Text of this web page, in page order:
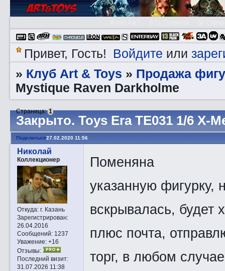
Привет, Гость! Войдите или
» Клуб Art & Toys » Продажа
Mystique Raven Darkholme
Закрытo. Toys Era TE031 1/6 X-
Страница:1
Поделиться27.02.2020 11:56
Николай
Коллекционер
Откуда:г. Казань
Зарегистрирован:
26.04.2016
Сообщений:1237
Уважение: +16
Отзывы:
Последний визит:
31.07.2026 11:38
Поменяна
указанную фигурку,
вскрывалась, будет
плюс почта,
торг, в любом